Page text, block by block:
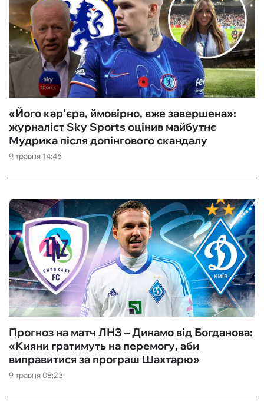
9 травня 14:46
«Його кар’єра, ймовірно, вже завершена»:
журналіст Sky Sports оцінив майбутнє
Мудрика після допінгового скандалу
9 травня 08:23
Прогноз на матч ЛНЗ – Динамо від Богданова:
«Кияни гратимуть на перемогу, аби
виправитися за програш Шахтарю»